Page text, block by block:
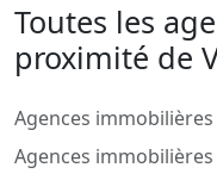
Toutes les
proximité de
Agences
Agences immobilières